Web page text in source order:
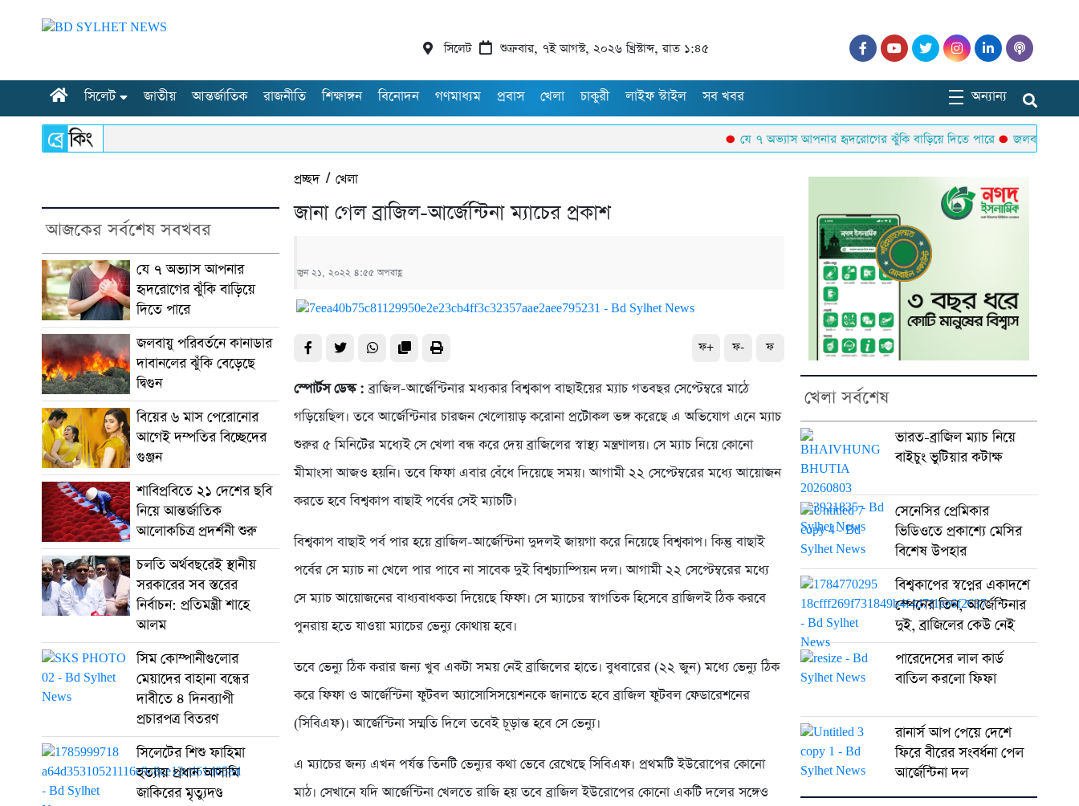
সিলেট শুক্রবার, ৭ই আগস্ট, ২০২৬ খ্রিস্টাব্দ, রাত ১:৪৫
সিলেট জাতীয় আন্তর্জাতিক রাজনীতি শিক্ষাঙ্গন বিনোদন গণমাধ্যম প্রবাস খেলা চাকুরী লাইফ স্টাইল সব খবর অন্যান্য
যে ৭ অভ্যাস আপনার হৃদরোগের ঝুঁকি বাড়িয়ে দিতে পারে জলবায়ু পরিবর্তনে
আজকের সর্বশেষ সবখবর
যে ৭ অভ্যাস আপনার
হৃদরোগের ঝুঁকি বাড়িয়ে
দিতে পারে
জলবায়ু পরিবর্তনে কানাডার
দাবানলের ঝুঁকি বেড়েছে
দ্বিগুন
বিয়ের ৬ মাস পেরোনোর
আগেই দম্পতির বিচ্ছেদের
গুঞ্জন
শাবিপ্রবিতে ২১ দেশের ছবি
নিয়ে আন্তর্জাতিক
আলোকচিত্র প্রদর্শনী শুরু
চলতি অর্থবছরেই স্থানীয়
সরকারের সব স্তরের
নির্বাচন: প্রতিমন্ত্রী শাহে
আলম
সিম কোম্পানীগুলোর
মেয়াদের বাহানা বন্ধের
দাবীতে ৪ দিনব্যাপী
প্রচারপত্র বিতরণ
সিলেটের শিশু ফাহিমা
হত্যায় প্রধান আসামি
জাকিরের মৃত্যুদণ্ড
প্রচ্ছদ/খেলা
জানা গেল ব্রাজিল-আর্জেন্টিনা ম্যাচের প্রকাশ
জুন ২১, ২০২২ ৪:৫৫ অপরাহ্ণ
ফ+ ফ- ফ
স্পোর্টস ডেস্ক : ব্রাজিল-আর্জেন্টিনার মধ্যকার বিশ্বকাপ বাছাইয়ের ম্যাচ গতবছর সেপ্টেম্বরে মাঠে
গড়িয়েছিল। তবে আর্জেন্টিনার চারজন খেলোয়াড় করোনা প্রটোকল ভঙ্গ করেছে এ অভিযোগ এনে ম্যাচ
শুরুর ৫ মিনিটের মধ্যেই সে খেলা বন্ধ করে দেয় ব্রাজিলের স্বাস্থ্য মন্ত্রণালয়। সে ম্যাচ নিয়ে কোনো
মীমাংসা আজও হয়নি। তবে ফিফা এবার বেঁধে দিয়েছে সময়। আগামী ২২ সেপ্টেম্বরের মধ্যে আয়োজন
করতে হবে বিশ্বকাপ বাছাই পর্বের সেই ম্যাচটি।
বিশ্বকাপ বাছাই পর্ব পার হয়ে ব্রাজিল-আর্জেন্টিনা দুদলই জায়গা করে নিয়েছে বিশ্বকাপ। কিন্তু বাছাই
পর্বের সে ম্যাচ না খেলে পার পাবে না সাবেক দুই বিশ্বচ্যাম্পিয়ন দল। আগামী ২২ সেপ্টেম্বরের মধ্যে
সে ম্যাচ আয়োজনের বাধ্যবাধকতা দিয়েছে ফিফা। সে ম্যাচের স্বাগতিক হিসেবে ব্রাজিলই ঠিক করবে
পুনরায় হতে যাওয়া ম্যাচের ভেন্যু কোথায় হবে।
তবে ভেন্যু ঠিক করার জন্য খুব একটা সময় নেই ব্রাজিলের হাতে। বুধবারের (২২ জুন) মধ্যে ভেন্যু ঠিক
করে ফিফা ও আর্জেন্টিনা ফুটবল অ্যাসোসিসয়েশনকে জানাতে হবে ব্রাজিল ফুটবল ফেডারেশনের
(সিবিএফ)। আর্জেন্টিনা সম্মতি দিলে তবেই চূড়ান্ত হবে সে ভেন্যু।
এ ম্যাচের জন্য এখন পর্যন্ত তিনটি ভেন্যুর কথা ভেবে রেখেছে সিবিএফ। প্রথমটি ইউরোপের কোনো
মাঠ। সেখানে যদি আর্জেন্টিনা খেলতে রাজি হয় তবে ব্রাজিল ইউরোপের কোনো একটি দলের সঙ্গেও
খেলা সর্বশেষ
ভারত-ব্রাজিল ম্যাচ নিয়ে
বাইচুং ভুটিয়ার কটাক্ষ
সেনেসির প্রেমিকার
ভিডিওতে প্রকাশ্যে মেসির
বিশেষ উপহার
বিশ্বকাপের স্বপ্নের একাদশে
স্পেনের তিন, আর্জেন্টিনার
দুই, ব্রাজিলের কেউ নেই
পারেদেসের লাল কার্ড
বাতিল করলো ফিফা
রানার্স আপ পেয়ে দেশে
ফিরে বীরের সংবর্ধনা পেল
আর্জেন্টিনা দল